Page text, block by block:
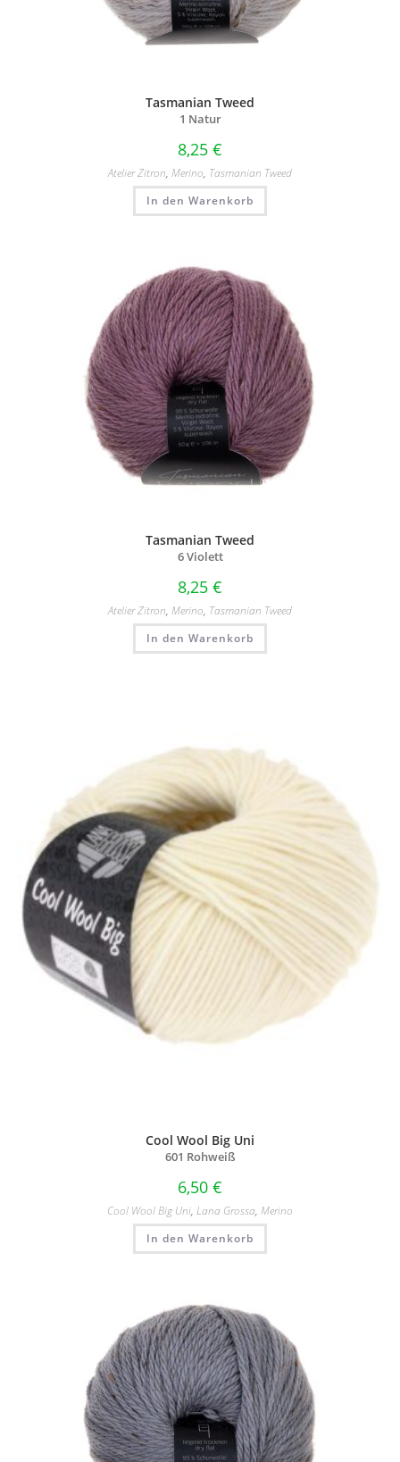
Tasmanian Tweed
1 Natur
8,25 €
Atelier Zitron, Merino, Tasmanian Tweed
In den Warenkorb
Tasmanian Tweed
6 Violett
8,25 €
Atelier Zitron, Merino, Tasmanian Tweed
In den Warenkorb
Cool Wool Big Uni
601 Rohweiß
6,50 €
Cool Wool Big Uni, Lana Grossa, Merino
In den Warenkorb